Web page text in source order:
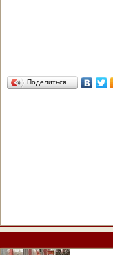
Поделиться…